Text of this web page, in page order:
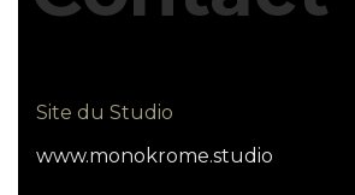
Site du Studio
www.monokrome.studio